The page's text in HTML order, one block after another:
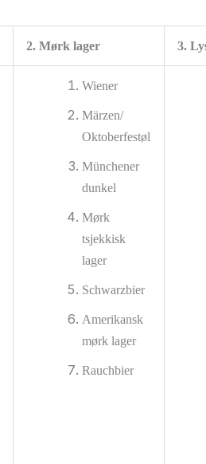
2. Mørk lager 3.
Wiener
Märzen/
Oktoberfestøl
Münchener
dunkel
Mørk
tsjekkisk
lager
Schwarzbier
Amerikansk
mørk lager
Rauchbier